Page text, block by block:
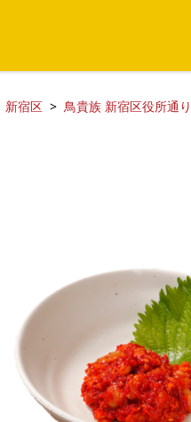
新宿区 鳥貴族 新宿区役所通